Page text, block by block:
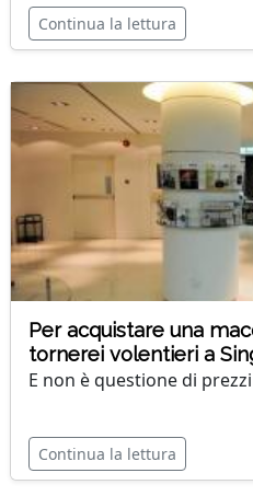
Continua la lettura
Per acquistare una
tornerei volentieri a
E non è questione di prezzi
Continua la lettura